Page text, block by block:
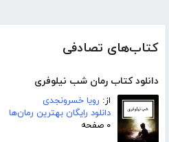
کتاب‌های تصادفی
دانلود کتاب رمان شب نیلوفری
از: رویا خسرونجدی
دانلود رایگان بهترین رمان‌ها
۰ صفحه